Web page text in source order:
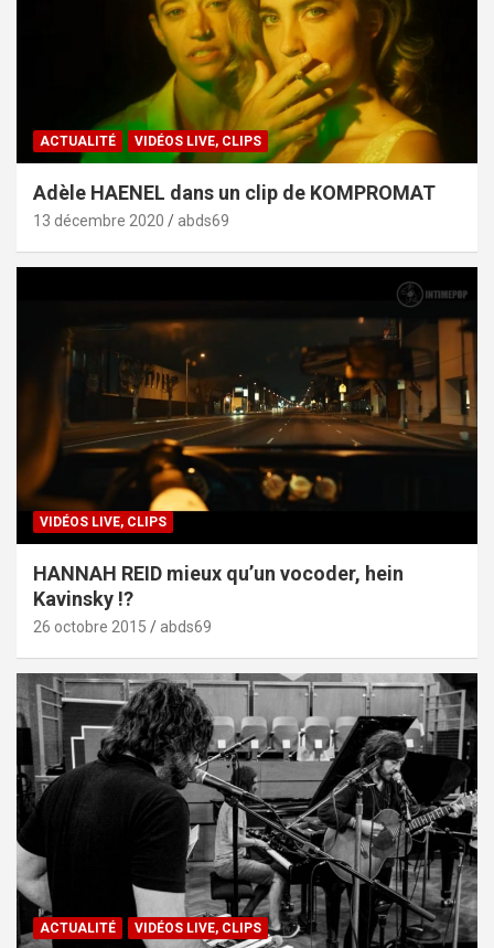
ACTUALITÉ VIDÉOS LIVE, CLIPS
Adèle HAENEL dans un clip de KOMPROMAT
13 décembre 2020 abds69
VIDÉOS LIVE, CLIPS
HANNAH REID mieux qu’un vocoder, hein
Kavinsky !?
26 octobre 2015 abds69
ACTUALITÉ VIDÉOS LIVE, CLIPS